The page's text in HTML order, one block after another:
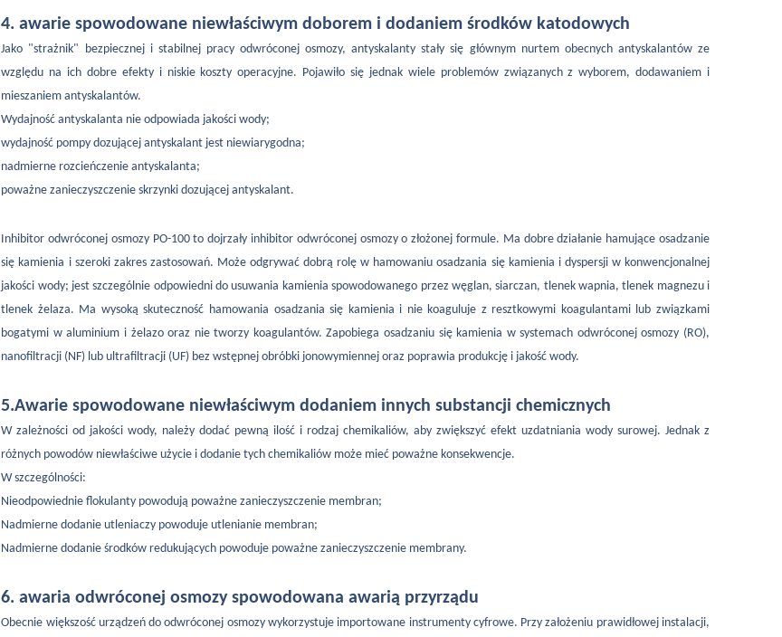
4. awarie spowodowane niewłaściwym doborem i dodaniem środków katodowych
Jako "strażnik" bezpiecznej i stabilnej pracy odwróconej osmozy, antyskalanty stały się głównym nurtem obecnych antyskalantów ze
względu na ich dobre efekty i niskie koszty operacyjne. Pojawiło się jednak wiele problemów związanych z wyborem, dodawaniem i
mieszaniem antyskalantów.
Wydajność antyskalanta nie odpowiada jakości wody;
wydajność pompy dozującej antyskalant jest niewiarygodna;
nadmierne rozcieńczenie antyskalanta;
poważne zanieczyszczenie skrzynki dozującej antyskalant.
Inhibitor odwróconej osmozy PO-100 to dojrzały inhibitor odwróconej osmozy o złożonej formule. Ma dobre działanie hamujące osadzanie
się kamienia i szeroki zakres zastosowań. Może odgrywać dobrą rolę w hamowaniu osadzania się kamienia i dyspersji w konwencjonalnej
jakości wody; jest szczególnie odpowiedni do usuwania kamienia spowodowanego przez węglan, siarczan, tlenek wapnia, tlenek magnezu i
tlenek żelaza. Ma wysoką skuteczność hamowania osadzania się kamienia i nie koaguluje z resztkowymi koagulantami lub związkami
bogatymi w aluminium i żelazo oraz nie tworzy koagulantów. Zapobiega osadzaniu się kamienia w systemach odwróconej osmozy (RO),
nanofiltracji (NF) lub ultrafiltracji (UF) bez wstępnej obróbki jonowymiennej oraz poprawia produkcję i jakość wody.
5.Awarie spowodowane niewłaściwym dodaniem innych substancji chemicznych
W zależności od jakości wody, należy dodać pewną ilość i rodzaj chemikaliów, aby zwiększyć efekt uzdatniania wody surowej. Jednak z
różnych powodów niewłaściwe użycie i dodanie tych chemikaliów może mieć poważne konsekwencje.
W szczególności:
Nieodpowiednie flokulanty powodują poważne zanieczyszczenie membran;
Nadmierne dodanie utleniaczy powoduje utlenianie membran;
Nadmierne dodanie środków redukujących powoduje poważne zanieczyszczenie membrany.
6. awaria odwróconej osmozy spowodowana awarią przyrządu
Obecnie większość urządzeń do odwróconej osmozy wykorzystuje importowane instrumenty cyfrowe. Przy założeniu prawidłowej instalacji,